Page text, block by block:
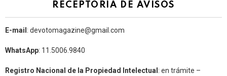
RECEPTORÍA DE AVISOS
E-mail : devotomagazine@gmail.com
WhatsApp: 11.5006.9840
Registro Nacional de la Propiedad Intelectual : en trámite –